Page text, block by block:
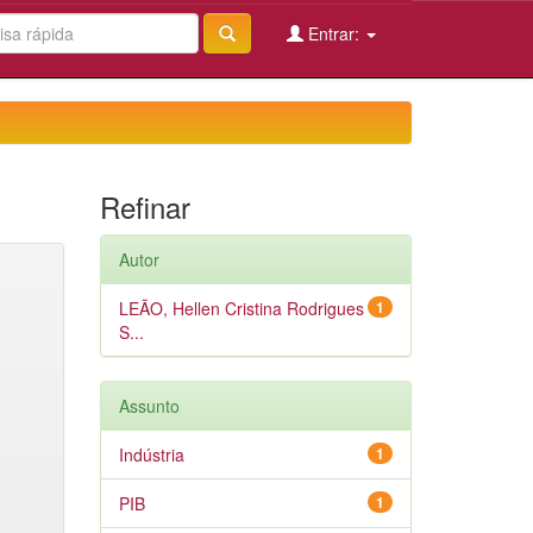
Entrar:
Refinar
Autor
1
LEÃO, Hellen Cristina Rodrigues
S...
Assunto
1
Indústria
1
PIB